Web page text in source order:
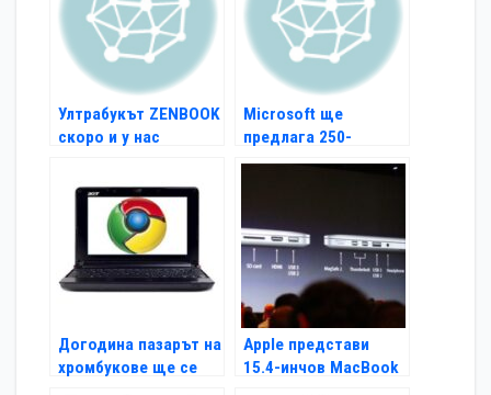
Ултрабукът ZENBOOK
скоро и у нас
Microsoft ще
предлага 250-
доларови компютри
Догодина пазарът на
хромбукове ще се
Apple представи
15.4-инчов MacBook